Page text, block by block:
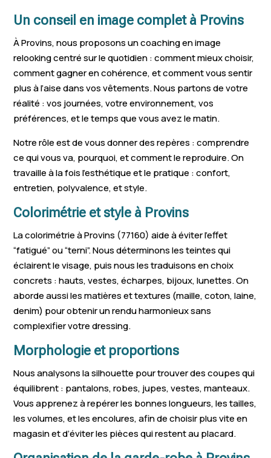
Un conseil en image complet à Provins
À Provins, nous proposons un coaching en image
relooking centré sur le quotidien : comment mieux choisir,
comment gagner en cohérence, et comment vous sentir
plus à l’aise dans vos vêtements. Nous partons de votre
réalité : vos journées, votre environnement, vos
préférences, et le temps que vous avez le matin.
Notre rôle est de vous donner des repères : comprendre
ce qui vous va, pourquoi, et comment le reproduire. On
travaille à la fois l’esthétique et le pratique : confort,
entretien, polyvalence, et style.
Colorimétrie et style à Provins
La colorimétrie à Provins (77160) aide à éviter l’effet
“fatigué” ou “terni”. Nous déterminons les teintes qui
éclairent le visage, puis nous les traduisons en choix
concrets : hauts, vestes, écharpes, bijoux, lunettes. On
aborde aussi les matières et textures (maille, coton, laine,
denim) pour obtenir un rendu harmonieux sans
complexifier votre dressing.
Morphologie et proportions
Nous analysons la silhouette pour trouver des coupes qui
équilibrent : pantalons, robes, jupes, vestes, manteaux.
Vous apprenez à repérer les bonnes longueurs, les tailles,
les volumes, et les encolures, afin de choisir plus vite en
magasin et d’éviter les pièces qui restent au placard.